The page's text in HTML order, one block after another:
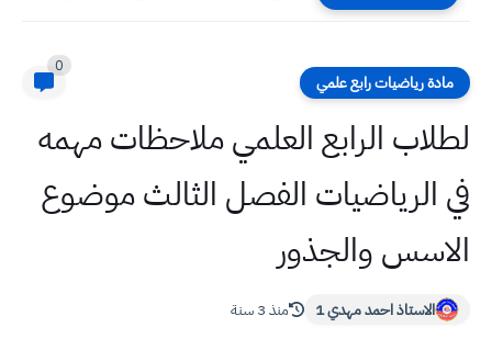
مادة رياضيات رابع علمي
0
لطلاب الرابع العلمي ملاحظات مهمه
في الرياضيات الفصل الثالث موضوع
الاسس والجذور
الاستاذ احمد مهدي 1 منذ 3 سنة